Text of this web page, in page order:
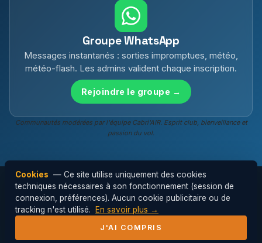
Groupe WhatsApp
Messages instantanés : sorties impromptues, météo,
météo-flash. Les admins valident chaque inscription.
Rejoindre le groupe →
Communautés modérées par l'équipe Cabri'AIR. Esprit club, bienveillance et
passion du vol.
© 2026 Cabri'AIR — Club de parapente de
l'Hérault ·Mentions légales
Cookies — Ce site utilise uniquement des cookies
techniques nécessaires à son fonctionnement (session de
connexion, préférences). Aucun cookie publicitaire ou de
tracking n'est utilisé.
En savoir plus →
J'AI COMPRIS